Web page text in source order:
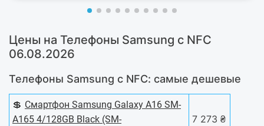
Цены на Телефоны Samsung с NFC
06.08.2026
Телефоны Samsung с NFC: самые дешевые
💲 Смартфон Samsung Galaxy A16 SM-
A165 4/128GB Black (SM-
7 273 ₴